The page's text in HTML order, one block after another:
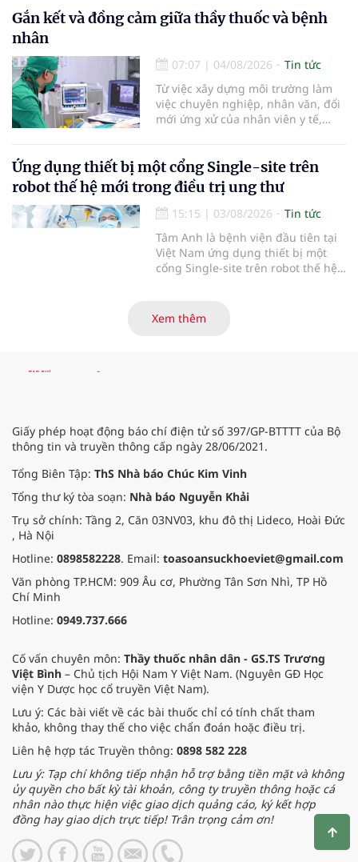
biểu mô tế bào thận. Với khối u còn
ở giai đoạn sớm, người bệnh được
bằng phẫu thuật robot thay vì phải
cắt bỏ toàn bộ quả thận như trước
đây.
Gắn kết và đồng cảm giữa thầy thuốc và bệnh
nhân
07:07 | 04/08/2026
Tin tức
Từ việc xây dựng môi trường làm
việc chuyên nghiệp, nhân văn, đổi
mới ứng xử của nhân viên y tế,
đồng cảm, gắn kết cao giữa thầy
thuốc với bệnh nhân.
Ứng dụng thiết bị một cổng Single-site trên
robot thế hệ mới trong điều trị ung thư
15:15 | 03/08/2026
Tin tức
Tâm Anh là bệnh viện đầu tiên tại
Việt Nam ứng dụng thiết bị một
cổng Single-site trên robot thế hệ
Xem thêm
Giấy phép hoạt động báo chí điện tử số 397/GP-BTTTT của Bộ
thông tin và truyền thông cấp ngày 28/06/2021.
Tổng Biên Tập: ThS Nhà báo Chúc Kim Vinh
Tổng thư ký tòa soạn: Nhà báo Nguyễn Khải
Trụ sở chính: Tầng 2, Căn 03NV03, khu đô thị Lideco, Hoài Đức
, Hà Nội
Hotline: 0898582228. Email: toasoansuckhoeviet@gmail.com
Văn phòng TP.HCM: 909 Âu cơ, Phường Tân Sơn Nhì, TP Hồ
Chí Minh
Hotline: 0949.737.666
Cố vấn chuyên môn: Thầy thuốc nhân dân - GS.TS Trương
Việt Bình – Chủ tịch Hội Nam Y Việt Nam. (Nguyên GĐ Học
viện Y Dược học cổ truyền Việt Nam).
Lưu ý: Các bài viết về các bài thuốc chỉ có tính chất tham
khảo, không thay thế cho việc chẩn đoán hoặc điều trị.
Liên hệ hợp tác Truyền thông: 0898 582 228
Lưu ý: Tạp chí không tiếp nhận hỗ trợ bằng tiền mặt và không
ủy quyền cho bất kỳ tài khoản, công ty truyền thông hoặc cá
nhân nào thực hiện việc giao dịch quảng cáo, ký kết hợp
đồng hay giao dịch trực tiếp! Trân trọng cảm ơn!